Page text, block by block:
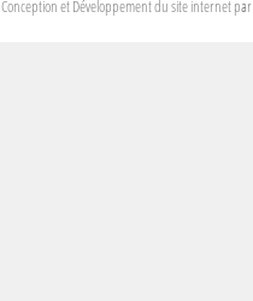
Conception et Développement du site internet par